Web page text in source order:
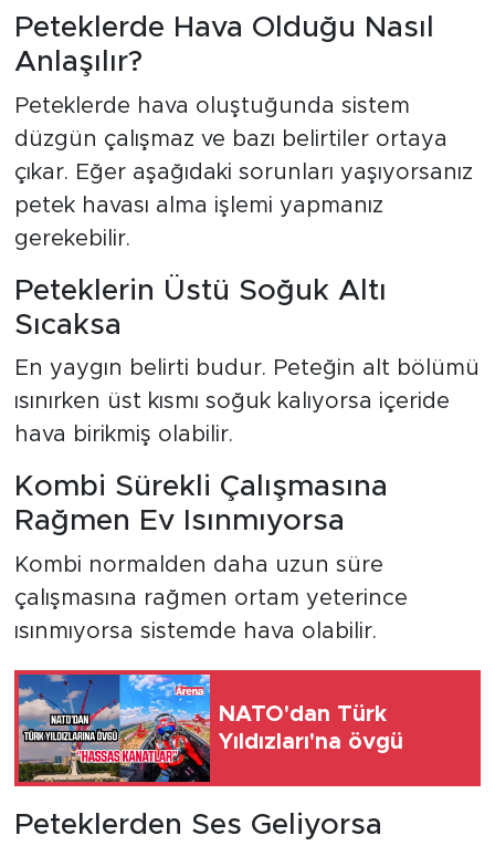
Peteklerde Hava Olduğu Nasıl
Anlaşılır?
Peteklerde hava oluştuğunda sistem
düzgün çalışmaz ve bazı belirtiler ortaya
çıkar. Eğer aşağıdaki sorunları yaşıyorsanız
petek havası alma işlemi yapmanız
gerekebilir.
Peteklerin Üstü Soğuk Altı
Sıcaksa
En yaygın belirti budur. Peteğin alt bölümü
ısınırken üst kısmı soğuk kalıyorsa içeride
hava birikmiş olabilir.
Kombi Sürekli Çalışmasına
Rağmen Ev Isınmıyorsa
Kombi normalden daha uzun süre
çalışmasına rağmen ortam yeterince
ısınmıyorsa sistemde hava olabilir.
NATO'dan Türk
Yıldızları'na övgü
Peteklerden Ses Geliyorsa